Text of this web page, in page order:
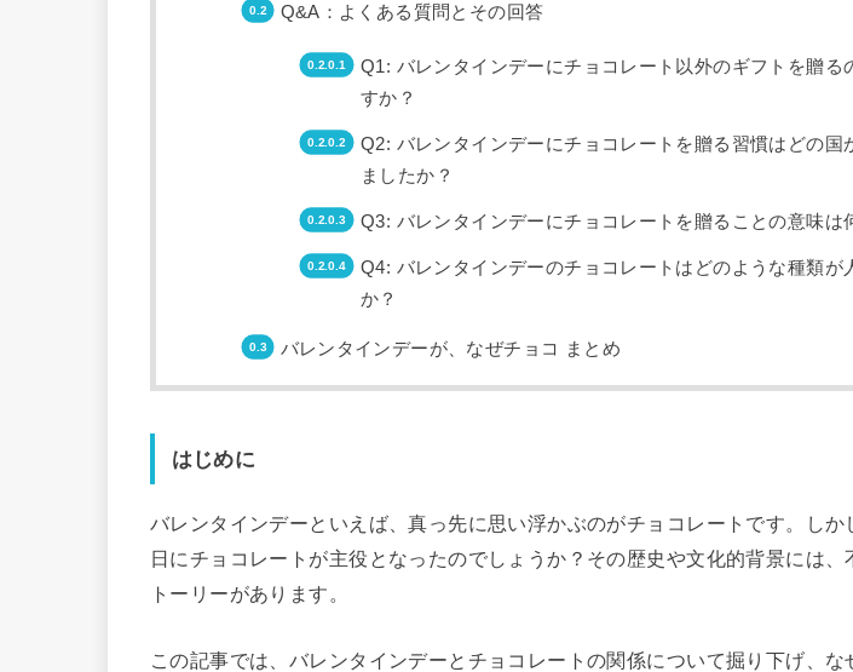
Q&A：よくある質問とその回答
Q1: バレンタインデーにチョコレート以外のギフトを贈る
すか？
Q2: バレンタインデーにチョコレートを贈る習慣はどの国
ましたか？
Q3: バレンタインデーにチョコレートを贈ることの意味は
Q4: バレンタインデーのチョコレートはどのような種類が
か？
バレンタインデーが、なぜチョコ まとめ
はじめに
バレンタインデーといえば、真っ先に思い浮かぶのがチョコレートです。しか
日にチョコレートが主役となったのでしょうか？その歴史や文化的背景には、
トーリーがあります。
この記事では、バレンタインデーとチョコレートの関係について掘り下げ、な